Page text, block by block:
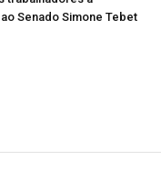
Senado Simone Tebet